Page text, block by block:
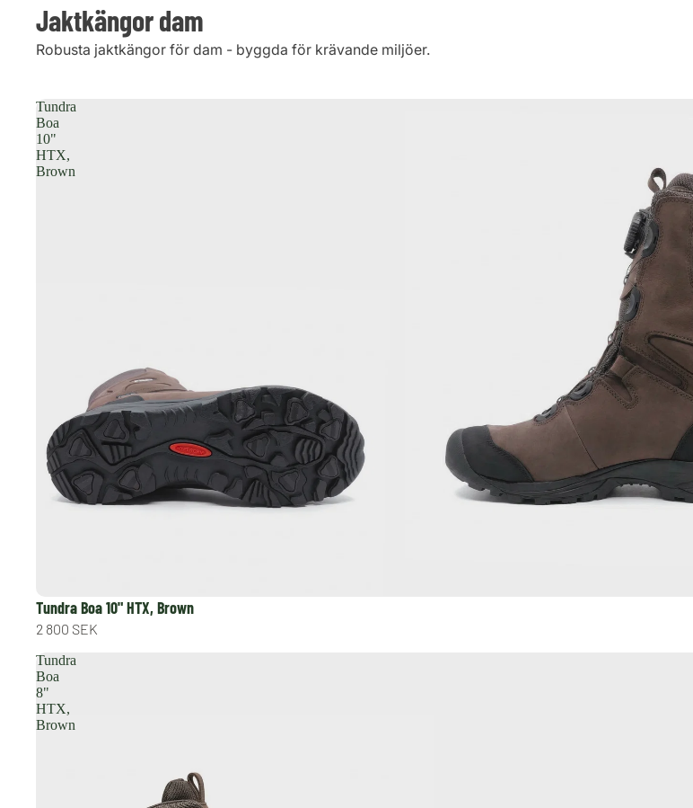
Jaktkängor dam
Robusta jaktkängor för dam - byggda för krävande miljöer.
Tundra
Boa
10"
HTX,
Brown
Tundra Boa 10" HTX, Brown
2 800 SEK
Tundra
Boa
8"
HTX,
Brown